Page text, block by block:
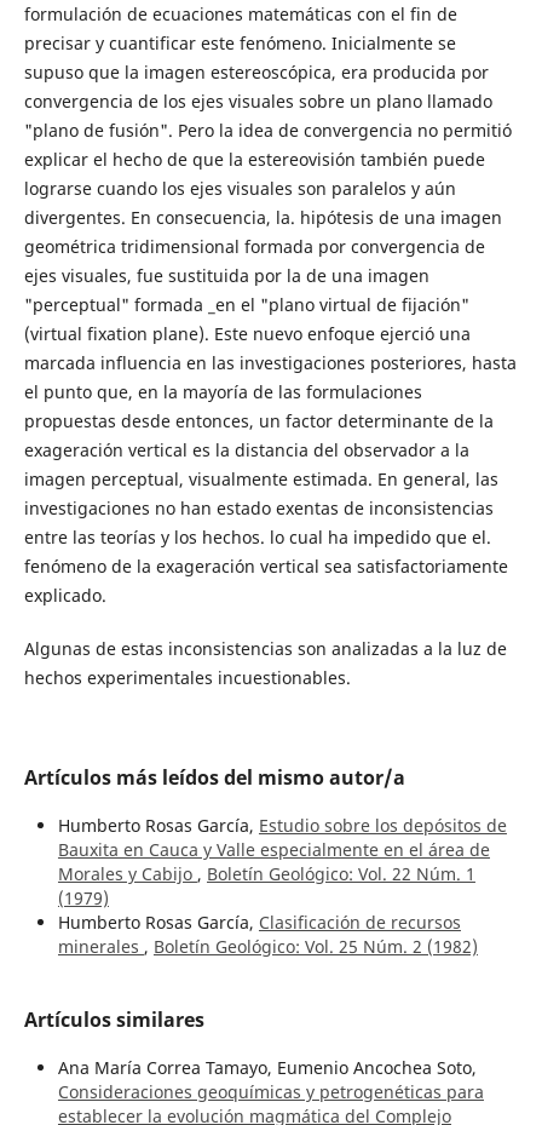
formulación de ecuaciones matemáticas con el fin de
precisar y cuantificar este fenómeno. Inicialmente se
supuso que la imagen estereoscópica, era producida por
convergencia de los ejes visuales sobre un plano llamado
"plano de fusión". Pero la idea de convergencia no permitió
explicar el hecho de que la estereovisión también puede
lograrse cuando los ejes visuales son paralelos y aún
divergentes. En consecuencia, la. hipótesis de una imagen
geométrica tridimensional formada por convergencia de
ejes visuales, fue sustituida por la de una imagen
"perceptual" formada _en el "plano virtual de fijación"
(virtual fixation plane). Este nuevo enfoque ejerció una
marcada influencia en las investigaciones posteriores, hasta
el punto que, en la mayoría de las formulaciones
propuestas desde entonces, un factor determinante de la
exageración vertical es la distancia del observador a la
imagen perceptual, visualmente estimada. En general, las
investigaciones no han estado exentas de inconsistencias
entre las teorías y los hechos. lo cual ha impedido que el.
fenómeno de la exageración vertical sea satisfactoriamente
explicado.
Algunas de estas inconsistencias son analizadas a la luz de
hechos experimentales incuestionables.
Artículos más leídos del mismo autor/a
Humberto Rosas García, Estudio sobre los depósitos de
Bauxita en Cauca y Valle especialmente en el área de
Morales y Cabijo , Boletín Geológico: Vol. 22 Núm. 1
(1979)
Humberto Rosas García, Clasificación de recursos
minerales , Boletín Geológico: Vol. 25 Núm. 2 (1982)
Artículos similares
Ana María Correa Tamayo, Eumenio Ancochea Soto,
Consideraciones geoquímicas y petrogenéticas para
establecer la evolución magmática del Complejo